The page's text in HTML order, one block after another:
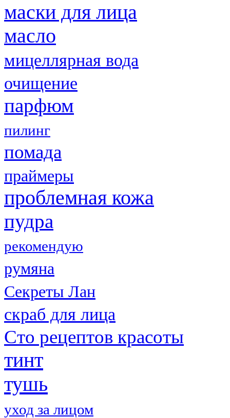
маски для лица
масло
мицеллярная вода
очищение
парфюм
пилинг
помада
праймеры
проблемная кожа
пудра
рекомендую
румяна
Секреты Лан
скраб для лица
Сто рецептов красоты
тинт
тушь
уход за лицом